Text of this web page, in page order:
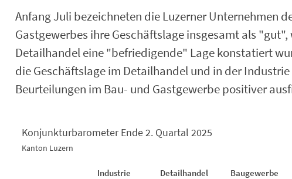
Anfang Juli bezeichneten die Luzerner Unternehmen
Gastgewerbes ihre Geschäftslage insgesamt als
Detailhandel eine "befriedigende" Lage konstatiert
die Geschäftslage im Detailhandel und in der
Beurteilungen im Bau- und Gastgewerbe positiver
Industrie Detailhandel Baugewerbe
Konjunkturbarometer Ende 2. Quartal 2025
Kanton Luzern